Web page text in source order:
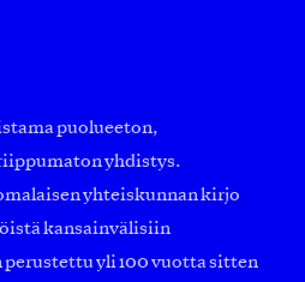
puolueeton,
yhdistys.
yhteiskunnan kirjo
kansainvälisiin
yli 100 vuotta sitten